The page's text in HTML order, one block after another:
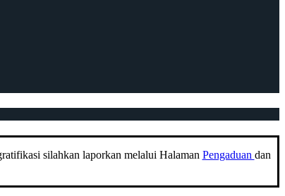
silahkan laporkan melalui Halaman Pengaduan dan